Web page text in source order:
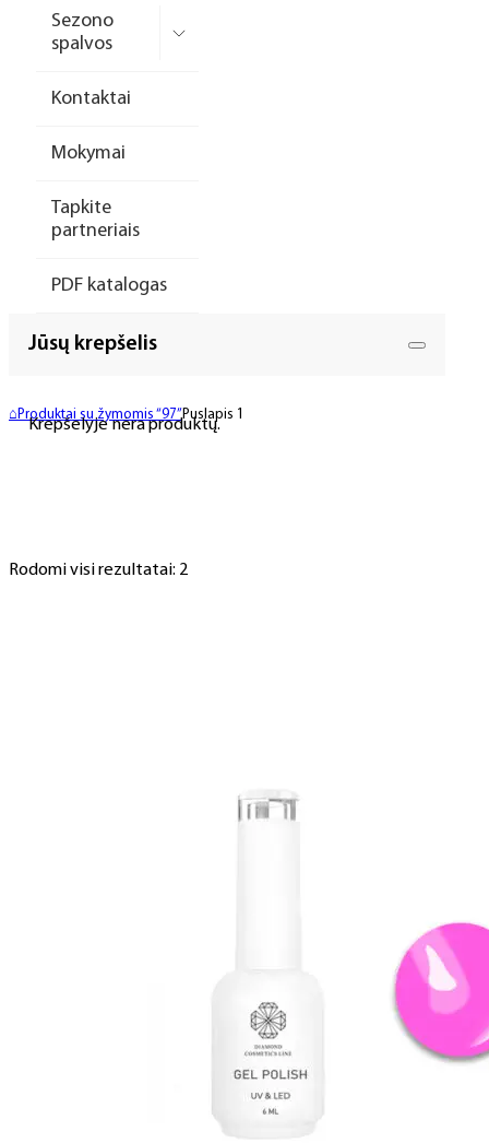
Sezono
spalvos
Kontaktai
Mokymai
Tapkite
partneriais
PDF katalogas
Jūsų krepšelis
Krepšelyje nėra produktų.
⌂ Produktai su žymomis “97”Puslapis 1
Rodomi visi rezultatai: 2